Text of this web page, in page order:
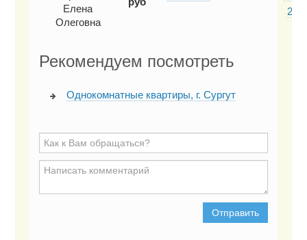
Елена
Олеговна
Рекомендуем посмотреть
Однокомнатные квартиры, г. Сургут
Отправить